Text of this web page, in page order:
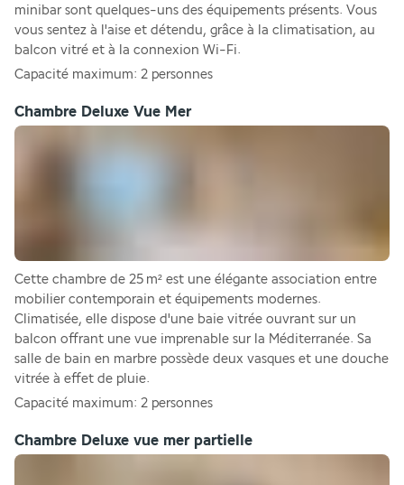
minibar sont quelques-uns des équipements présents. Vous
vous sentez à l'aise et détendu, grâce à la climatisation, au
balcon vitré et à la connexion Wi-Fi.
Capacité maximum: 2 personnes
Chambre Deluxe Vue Mer
Cette chambre de 25 m² est une élégante association entre
mobilier contemporain et équipements modernes.
Climatisée, elle dispose d'une baie vitrée ouvrant sur un
balcon offrant une vue imprenable sur la Méditerranée. Sa
salle de bain en marbre possède deux vasques et une douche
vitrée à effet de pluie.
Capacité maximum: 2 personnes
Chambre Deluxe vue mer partielle